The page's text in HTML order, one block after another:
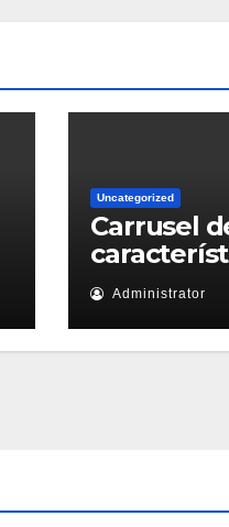
Uncategorized
Carrusel
Administrator